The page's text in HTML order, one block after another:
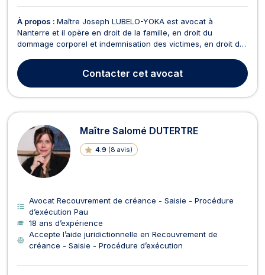
À propos : Maître Joseph LUBELO-YOKA est avocat à
Nanterre et il opère en droit de la famille, en droit du
dommage corporel et indemnisation des victimes, en droit du
en droit de la santé. Tout d’abord, Maître Joseph LUBELO-
YOKA propose conseils et assistance en droit...
Contacter cet avocat
Maître Salomé DUTERTRE
4.9 (8 avis)
Avocat Recouvrement de créance - Saisie - Procédure
d’exécution Pau
18 ans d’expérience
Accepte l’aide juridictionnelle en Recouvrement de
créance - Saisie - Procédure d’exécution